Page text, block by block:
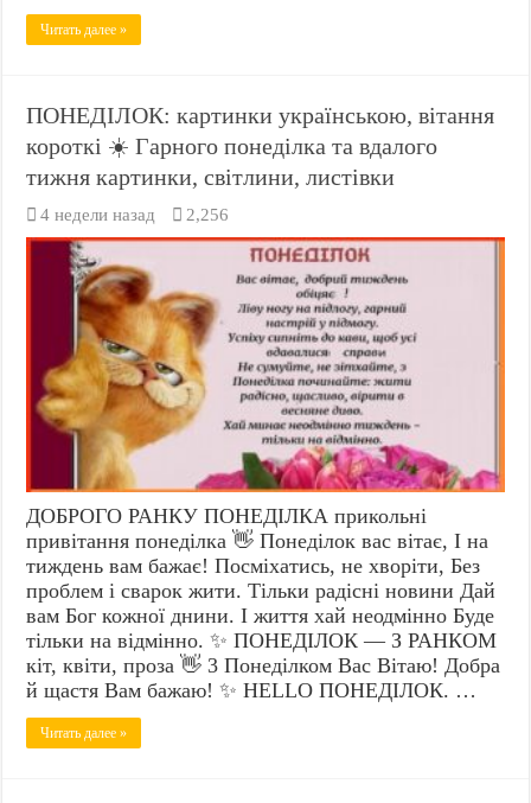
Читать далее »
ПОНЕДІЛОК: картинки українською, вітання
короткі ☀️ Гарного понеділка та вдалого
тижня картинки, світлини, листівки
4 недели назад 2,256
ДОБРОГО РАНКУ ПОНЕДІЛКА прикольні
привітання понеділка 👋 Понеділок вас вітає, І на
тиждень вам бажає! Посміхатись, не хворіти, Без
проблем і сварок жити. Тільки радісні новини Дай
вам Бог кожної днини. І життя хай неодмінно Буде
тільки на відмінно. ✨ ПОНЕДІЛОК — З РАНКОМ
кіт, квіти, проза 👋 3 Понеділком Вас Вітаю! Добра
й щастя Вам бажаю! ✨ HELLO ПОНЕДІЛОК. …
Читать далее »